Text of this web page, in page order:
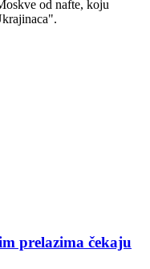
od nafte, koju
prelazima čekaju